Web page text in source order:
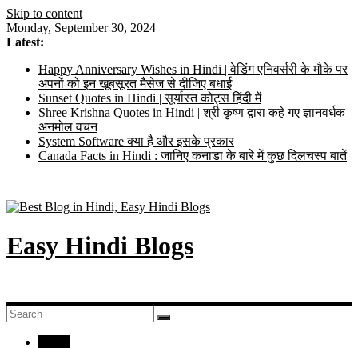
Skip to content
Monday, September 30, 2024
Latest:
Happy Anniversary Wishes in Hindi | वेडिंग एनिवर्सरी के मौके पर
अपनों को इन खूबसूरत मैसेज से दीजिए बधाई
Sunset Quotes in Hindi | सूर्यास्त कोट्स हिंदी में
Shree Krishna Quotes in Hindi | श्री कृष्ण द्वारा कहे गए ज्ञानवर्धक
अनमोल वचन
System Software क्या है और इसके प्रकार
Canada Facts in Hindi : जानिए कनाडा के बारे में कुछ दिलचस्प बातें
Easy Hindi Blogs